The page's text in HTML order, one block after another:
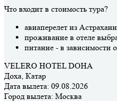
Что входит в стоимость тура?
авиаперелет из
проживание в отеле
питание - в зависимости
VELERO HOTEL DOHA
Доха, Катар
Дата вылета: 09.08.2026
Город вылета: Москва